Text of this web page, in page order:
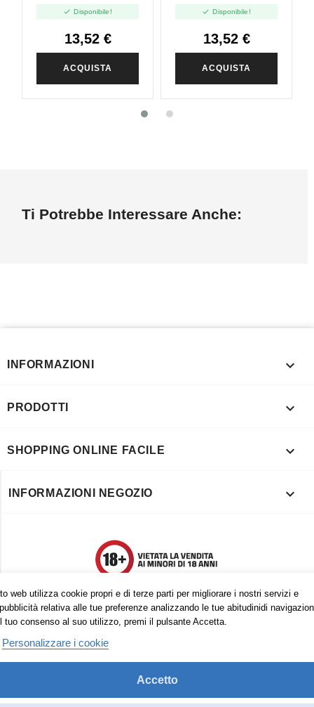
Shot - 20ml
 Disponibile!
13,52 €
ACQUISTA
Shot - 20ml
 Disponibile!
13,52 €
ACQUISTA
Ti Potrebbe Interessare Anche:
web utilizza cookie propri e di terze parti per migliorare i nostri servizi e
relativa alle tue preferenze analizzando le tue abitudinidi
tuo consenso al suo utilizzo, premi il pulsante Accetta.
Personalizzare i cookie
Accetto
INFORMAZIONI 
PRODOTTI 
SHOPPING ONLINE FACILE 
INFORMAZIONI NEGOZIO 
Trovaci anche su: